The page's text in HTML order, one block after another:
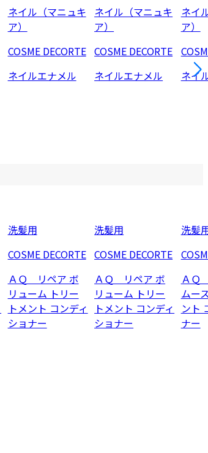
ネイル（マニュキ
ア）
COSME DECORTE
ネイルエナメル
ネイル（マニュキ
ア）
COSME DECORTE
ネイルエナメル
ネイ
ア）
ネイ
洗髪用
COSME DECORTE
ＡＱ リペア ボ
リューム トリー
トメント コンディ
ショナー
洗髪用
COSME DECORTE
ＡＱ リペア ボ
リューム トリー
トメント コンディ
ショナー
洗髪
ＡＱ
ムー
ント
ナー